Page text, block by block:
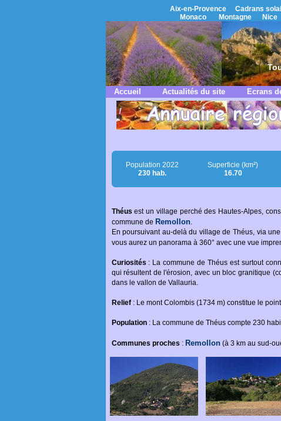
Aix-en-Provence Cadrans
Monaco
Montagne Nice
Accueil Actualités du site Ecrans
Population 2022
230 hab.
Superficie (km²)
16.70
Théus est un village perché des Hautes-Alpes,
commune de Remollon.
En poursuivant au-delà du village de Théus, via
vous aurez un panorama à 360° avec une vue
Curiosités : La commune de Théus est surtout
qui résultent de l'érosion, avec un bloc granitique
dans le vallon de Vallauria.
Relief: Le mont Colombis (1734 m) constitue le
Population: La commune de Théus compte 230
Communes proches : Remollon(à 3 km au sud-